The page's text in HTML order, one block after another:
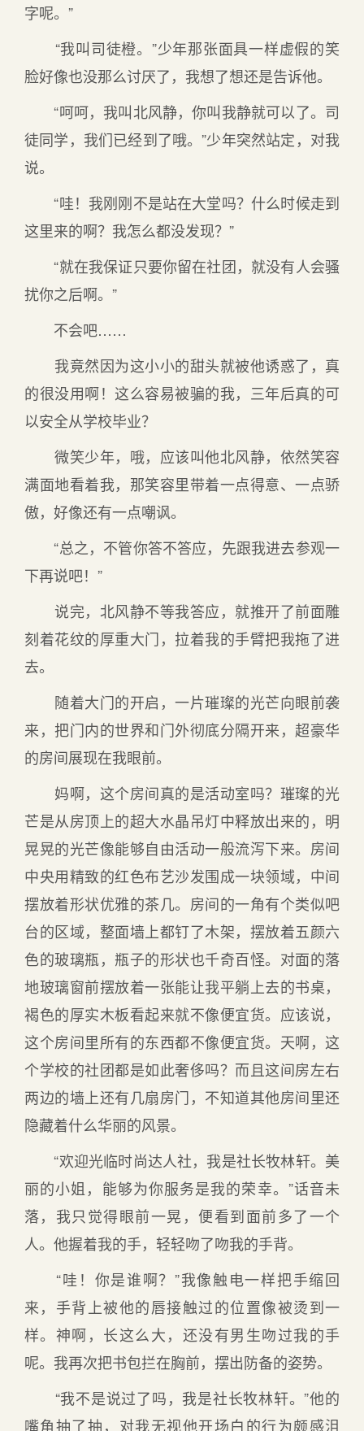
字呢。”
“我叫司徒橙。”少年那张面具一样虚假的笑
脸好像也没那么讨厌了，我想了想还是告诉他。
“呵呵，我叫北风静，你叫我静就可以了。司
徒同学，我们已经到了哦。”少年突然站定，对我
说。
“哇！我刚刚不是站在大堂吗？什么时候走到
这里来的啊？我怎么都没发现？”
“就在我保证只要你留在社团，就没有人会骚
扰你之后啊。”
不会吧……
我竟然因为这小小的甜头就被他诱惑了，真
的很没用啊！这么容易被骗的我，三年后真的可
以安全从学校毕业？
微笑少年，哦，应该叫他北风静，依然笑容
满面地看着我，那笑容里带着一点得意、一点骄
傲，好像还有一点嘲讽。
“总之，不管你答不答应，先跟我进去参观一
下再说吧！”
说完，北风静不等我答应，就推开了前面雕
刻着花纹的厚重大门，拉着我的手臂把我拖了进
去。
随着大门的开启，一片璀璨的光芒向眼前袭
来，把门内的世界和门外彻底分隔开来，超豪华
的房间展现在我眼前。
妈啊，这个房间真的是活动室吗？璀璨的光
芒是从房顶上的超大水晶吊灯中释放出来的，明
晃晃的光芒像能够自由活动一般流泻下来。房间
中央用精致的红色布艺沙发围成一块领域，中间
摆放着形状优雅的茶几。房间的一角有个类似吧
台的区域，整面墙上都钉了木架，摆放着五颜六
色的玻璃瓶，瓶子的形状也千奇百怪。对面的落
地玻璃窗前摆放着一张能让我平躺上去的书桌，
褐色的厚实木板看起来就不像便宜货。应该说，
这个房间里所有的东西都不像便宜货。天啊，这
个学校的社团都是如此奢侈吗？而且这间房左右
两边的墙上还有几扇房门，不知道其他房间里还
隐藏着什么华丽的风景。
“欢迎光临时尚达人社，我是社长牧林轩。美
丽的小姐，能够为你服务是我的荣幸。”话音未
落，我只觉得眼前一晃，便看到面前多了一个
人。他握着我的手，轻轻吻了吻我的手背。
“哇！你是谁啊？”我像触电一样把手缩回
来，手背上被他的唇接触过的位置像被烫到一
样。神啊，长这么大，还没有男生吻过我的手
呢。我再次把书包拦在胸前，摆出防备的姿势。
“我不是说过了吗，我是社长牧林轩。”他的
嘴角抽了抽，对我无视他开场白的行为颇感沮